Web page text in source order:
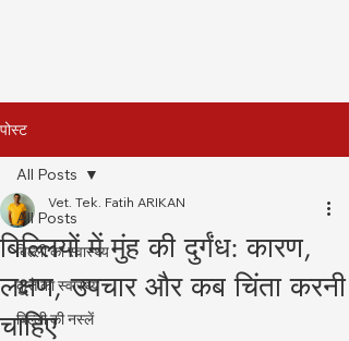
पोस्ट
All Posts
बिल्ली का स्वास्थ्य
कुत्ते का स्वास्थ्य
बिल्ली की नस्लें
All Posts
बिल्लियों में मुंह की दुर्गंध: कारण,
लक्षण, उपचार और कब चिंता करनी
चाहिए
Vet. Tek. Fatih ARIKAN